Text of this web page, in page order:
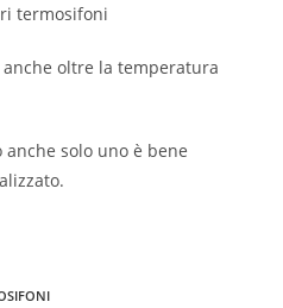
termosifoni
oltre la temperatura
solo uno è bene